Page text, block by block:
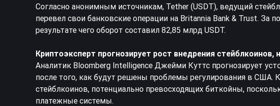
Согласно анонимным источникам, Tether (USDT), ведущий
перевел свои банковские операции на Britannia Bank & Trust. За
результате чего оборот составил 82,85 млрд USDT.
Криптоэксперт прогнозирует рост внедрения
Аналитик Bloomberg Intelligence Джейми Куттс прогнозирует
после того, как будут решены проблемы регулирования в США.
стейблкоинов, потенциально превосходящих биткойны,
платежные системы.